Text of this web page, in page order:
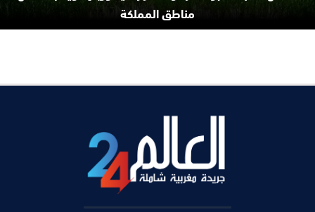
مناطق المملكة